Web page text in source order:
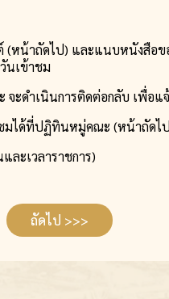
(หน้าถัดไป) และแนบหนังสือ
นเข้าชม
ดำเนินการติดต่อกลับ เพื่อแจ้
ชมได้ที่ปฏิทินหมู่คณะ (หน้าถัดไ
ละเวลาราชการ)
ถัดไป >>>